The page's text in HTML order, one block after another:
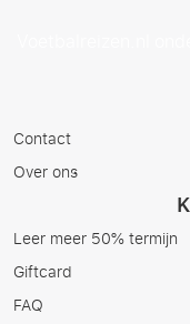
Contact
Over ons
Leer meer 50% termijn
Giftcard
FAQ